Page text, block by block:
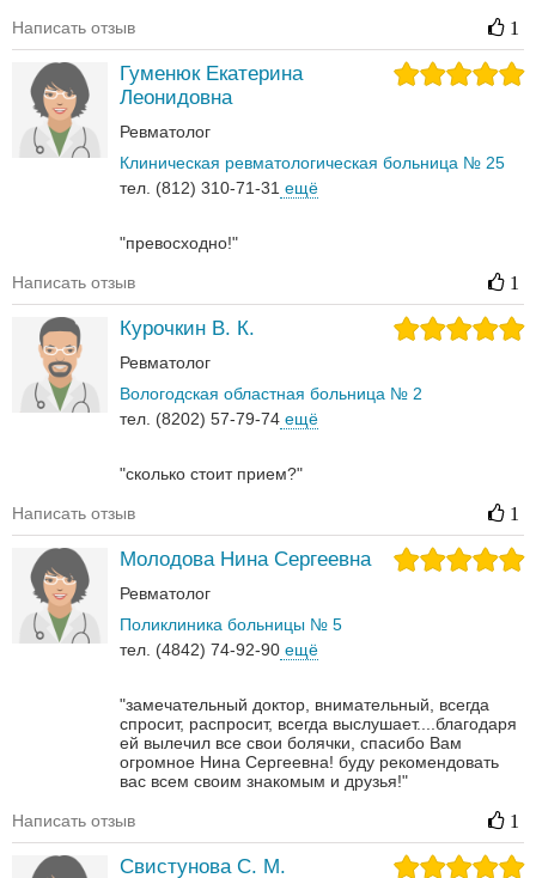
Написать отзыв 1
Гуменюк Екатерина
Леонидовна
Ревматолог
Клиническая ревматологическая больница № 25
тел. (812) 310-71-31 ещё
"превосходно!"
Написать отзыв 1
Курочкин В. К.
Ревматолог
Вологодская областная больница № 2
тел. (8202) 57-79-74 ещё
"сколько стоит прием?"
Написать отзыв 1
Молодова Нина Сергеевна
Ревматолог
Поликлиника больницы № 5
тел. (4842) 74-92-90 ещё
"замечательный доктор, внимательный, всегда
спросит, распросит, всегда выслушает....благодаря
ей вылечил все свои болячки, спасибо Вам
огромное Нина Сергеевна! буду рекомендовать
вас всем своим знакомым и друзья!"
Написать отзыв 1
Свистунова С. М.